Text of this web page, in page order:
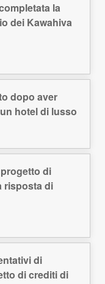
la
dei Kawahiva
dopo aver
hotel di lusso
di
risposta di
di
di crediti di